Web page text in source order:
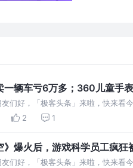
一辆车亏6万多；360儿童手
们好，「极客头条」来啦，快来看
回应：造车虽苦，但成功一定很酷
2 1
》爆火后，游戏科学员工疯
客头条
们好，「极客头条」来啦，快来看